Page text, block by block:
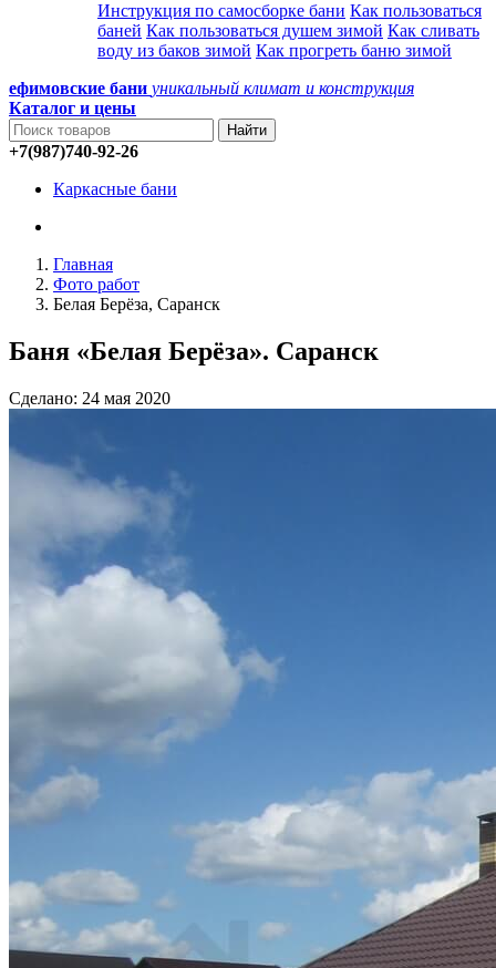
Инструкция по самосборке бани Как пользоваться
баней Как пользоваться душем зимой Как сливать
воду из баков зимой Как прогреть баню зимой
ефимовские бани уникальный климат и конструкция
Каталог и цены
+7(987)740-92-26
Каркасные бани
Главная
Фото работ
Белая Берёза, Саранск
Баня «Белая Берёза». Саранск
Сделано: 24 мая 2020